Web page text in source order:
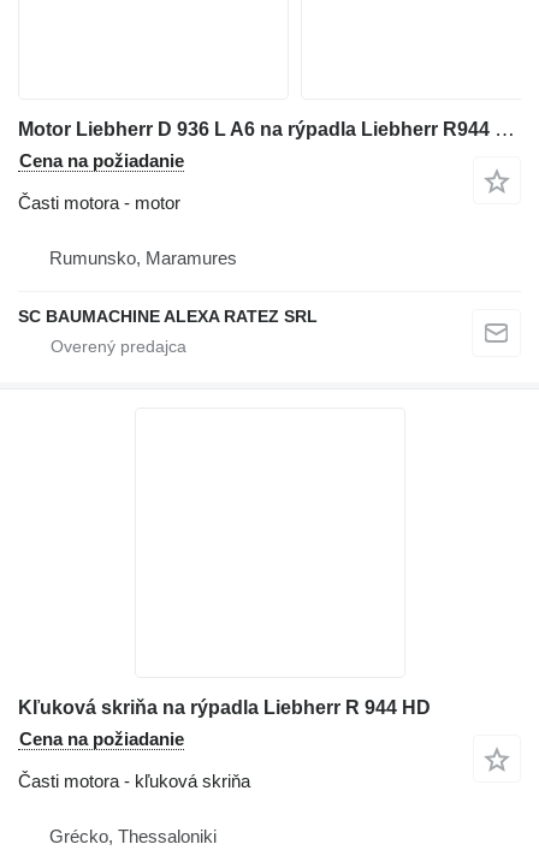
Motor Liebherr D 936 L A6 na rýpadla Liebherr R944 C Litronic
Cena na požiadanie
Časti motora - motor
Rumunsko, Maramures
SC BAUMACHINE ALEXA RATEZ SRL
Kľuková skriňa na rýpadla Liebherr R 944 HD
Cena na požiadanie
Časti motora - kľuková skriňa
Grécko, Thessaloniki